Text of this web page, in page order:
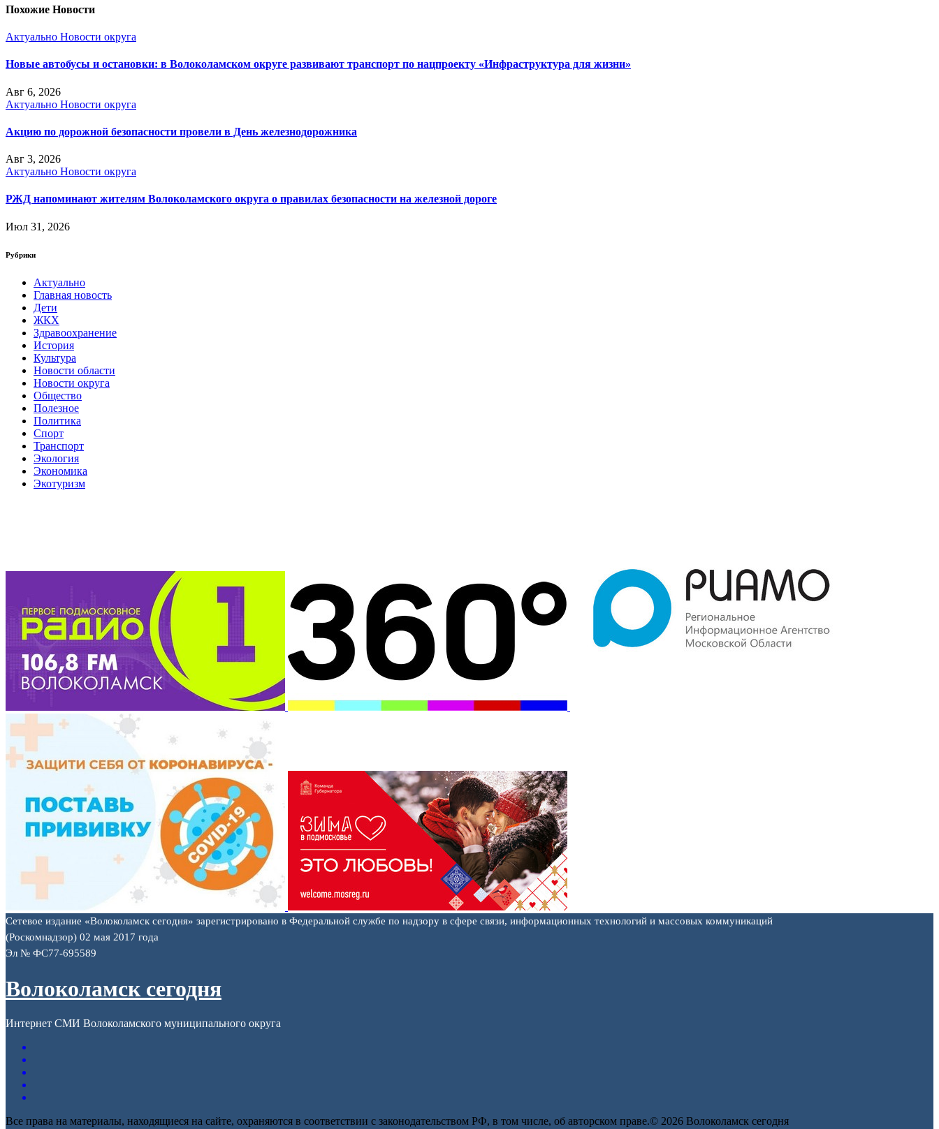
Похожие Новости
Актуально Новости округа
Новые автобусы и остановки: в Волоколамском округе развивают транспорт по нацпроекту «Инфраструктура для жизни»
Авг 6, 2026
Актуально Новости округа
Акцию по дорожной безопасности провели в День железнодорожника
Авг 3, 2026
Актуально Новости округа
РЖД напоминают жителям Волоколамского округа о правилах безопасности на железной дороге
Июл 31, 2026
Рубрики
Актуально
Главная новость
Дети
ЖКХ
Здравоохранение
История
Культура
Новости области
Новости округа
Общество
Полезное
Политика
Спорт
Транспорт
Экология
Экономика
Экотуризм
Сетевое издание «Волоколамск сегодня» зарегистрировано в Федеральной службе по надзору в сфере связи, информационных технологий и массовых коммуникаций
(Роскомнадзор) 02 мая 2017 года
Эл № ФС77-695589
Волоколамск сегодня
Интернет СМИ Волоколамского муниципального округа
Все права на материалы, находящиеся на сайте, охраняются в соответствии с законодательством РФ, в том числе, об авторском праве.© 2026 Волоколамск сегодня